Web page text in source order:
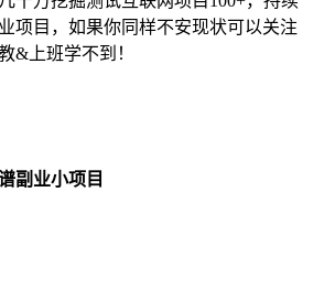
项目，如果你同样不安现状可以关注
&上班学不到！
副业小项目